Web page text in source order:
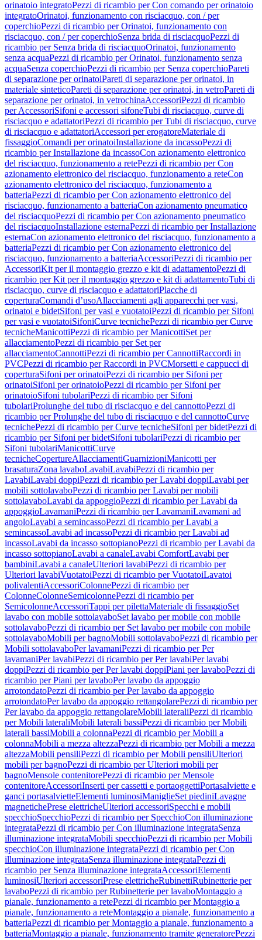
orinatoio integratoPezzi di ricambio per Con comando per orinatoio
integratoOrinatoi, funzionamento con risciacquo, con / per
coperchioPezzi di ricambio per Orinatoi, funzionamento con
risciacquo, con / per coperchioSenza brida di risciacquoPezzi di
ricambio per Senza brida di risciacquoOrinatoi, funzionamento
senza acquaPezzi di ricambio per Orinatoi, funzionamento senza
acquaSenza coperchioPezzi di ricambio per Senza coperchioPareti
di separazione per orinatoiPareti di separazione per orinatoi, in
materiale sinteticoPareti di separazione per orinatoi, in vetroPareti di
separazione per orinatoi, in vetrochinaAccessoriPezzi di ricambio
per AccessoriSifoni e accessori sifoneTubi di risciacquo, curve di
risciacquo e adattatoriPezzi di ricambio per Tubi di risciacquo, curve
di risciacquo e adattatoriAccessori per erogatoreMateriale di
fissaggioComandi per orinatoiInstallazione da incassoPezzi di
ricambio per Installazione da incassoCon azionamento elettronico
del risciacquo, funzionamento a retePezzi di ricambio per Con
azionamento elettronico del risciacquo, funzionamento a reteCon
azionamento elettronico del risciacquo, funzionamento a
batteriaPezzi di ricambio per Con azionamento elettronico del
risciacquo, funzionamento a batteriaCon azionamento pneumatico
del risciacquoPezzi di ricambio per Con azionamento pneumatico
del risciacquoInstallazione esternaPezzi di ricambio per Installazione
esternaCon azionamento elettronico del risciacquo, funzionamento a
batteriaPezzi di ricambio per Con azionamento elettronico del
risciacquo, funzionamento a batteriaAccessoriPezzi di ricambio per
AccessoriKit per il montaggio grezzo e kit di adattamentoPezzi di
ricambio per Kit per il montaggio grezzo e kit di adattamentoTubi di
risciacquo, curve di risciacquo e adattatoriPlacche di
coperturaComandi d’usoAllacciamenti agli apparecchi per vasi,
orinatoi e bidetSifoni per vasi e vuotatoiPezzi di ricambio per Sifoni
per vasi e vuotatoiSifoniCurve tecnichePezzi di ricambio per Curve
tecnicheManicottiPezzi di ricambio per ManicottiSet per
allacciamentoPezzi di ricambio per Set per
allacciamentoCannottiPezzi di ricambio per CannottiRaccordi in
PVCPezzi di ricambio per Raccordi in PVCMorsetti e cappucci di
coperturaSifoni per orinatoiPezzi di ricambio per Sifoni per
orinatoiSifoni per orinatoioPezzi di ricambio per Sifoni per
orinatoioSifoni tubolariPezzi di ricambio per Sifoni
tubolariProlunghe del tubo di risciacquo e del cannottoPezzi di
ricambio per Prolunghe del tubo di risciacquo e del cannottoCurve
tecnichePezzi di ricambio per Curve tecnicheSifoni per bidetPezzi di
ricambio per Sifoni per bidetSifoni tubolariPezzi di ricambio per
Sifoni tubolariManicottiCurve
tecnicheCopertureAllacciamentiGuarnizioniManicotti per
brasaturaZona lavaboLavabiLavabiPezzi di ricambio per
LavabiLavabi doppiPezzi di ricambio per Lavabi doppiLavabi per
mobili sottolavaboPezzi di ricambio per Lavabi per mobili
sottolavaboLavabi da appoggioPezzi di ricambio per Lavabi da
appoggioLavamaniPezzi di ricambio per LavamaniLavamani ad
angoloLavabi a semincassoPezzi di ricambio per Lavabi a
semincassoLavabi ad incassoPezzi di ricambio per Lavabi ad
incassoLavabi da incasso sottopianoPezzi di ricambio per Lavabi da
incasso sottopianoLavabi a canaleLavabi ComfortLavabi per
bambiniLavabi a canaleUlteriori lavabiPezzi di ricambio per
Ulteriori lavabiVuotatoiPezzi di ricambio per VuotatoiLavatoi
polivalentiAccessoriColonnePezzi di ricambio per
ColonneColonneSemicolonnePezzi di ricambio per
SemicolonneAccessoriTappi per pilettaMateriale di fissaggioSet
lavabo con mobile sottolavaboSet lavabo per mobile con mobile
sottolavaboPezzi di ricambio per Set lavabo per mobile con mobile
sottolavaboMobili per bagnoMobili sottolavaboPezzi di ricambio per
Mobili sottolavaboPer lavamaniPezzi di ricambio per Per
lavamaniPer lavabiPezzi di ricambio per Per lavabiPer lavabi
doppiPezzi di ricambio per Per lavabi doppiPiani per lavaboPezzi di
ricambio per Piani per lavaboPer lavabo da appoggio
arrotondatoPezzi di ricambio per Per lavabo da appoggio
arrotondatoPer lavabo da appoggio rettangolarePezzi di ricambio per
Per lavabo da appoggio rettangolareMobili lateraliPezzi di ricambio
per Mobili lateraliMobili laterali bassiPezzi di ricambio per Mobili
laterali bassiMobili a colonnaPezzi di ricambio per Mobili a
colonnaMobili a mezza altezzaPezzi di ricambio per Mobili a mezza
altezzaMobili pensiliPezzi di ricambio per Mobili pensiliUlteriori
mobili per bagnoPezzi di ricambio per Ulteriori mobili per
bagnoMensole contenitorePezzi di ricambio per Mensole
contenitoreAccessoriInserti per cassetti e portaoggettiPortasalviette e
ganci portasalvietteElementi luminosiManiglieSet piediniLavagne
magnetichePrese elettricheUlteriori accessoriSpecchi e mobili
specchioSpecchioPezzi di ricambio per SpecchioCon illuminazione
integrataPezzi di ricambio per Con illuminazione integrataSenza
illuminazione integrataMobili specchioPezzi di ricambio per Mobili
specchioCon illuminazione integrataPezzi di ricambio per Con
illuminazione integrataSenza illuminazione integrataPezzi di
ricambio per Senza illuminazione integrataAccessoriElementi
luminosiUlteriori accessoriPrese elettricheRubinettiRubinetterie per
lavaboPezzi di ricambio per Rubinetterie per lavaboMontaggio a
pianale, funzionamento a retePezzi di ricambio per Montaggio a
pianale, funzionamento a reteMontaggio a pianale, funzionamento a
batteriaPezzi di ricambio per Montaggio a pianale, funzionamento a
batteriaMontaggio a pianale, funzionamento tramite generatorePezzi